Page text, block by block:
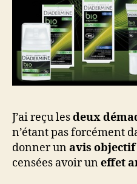
J’ai reçu lesdeux
n’étant pas forcément
donner unavis objectif
censées avoir uneffet